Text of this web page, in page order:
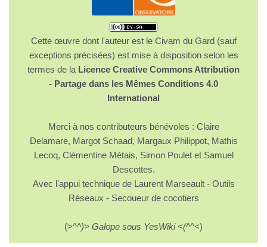
Cette œuvre dont l'auteur est le Civam du Gard (sauf
exceptions précisées) est mise à disposition selon les
termes de la Licence Creative Commons Attribution
- Partage dans les Mêmes Conditions 4.0
International
Merci à nos contributeurs bénévoles : Claire
Delamare, Margot Schaad, Margaux Philippot, Mathis
Lecoq, Clémentine Métais, Simon Poulet et Samuel
Descottes.
Avec l'appui technique de Laurent Marseault - Outils
Réseaux - Secoueur de cocotiers
(>^^)> Galope sous YesWiki <(^^<)